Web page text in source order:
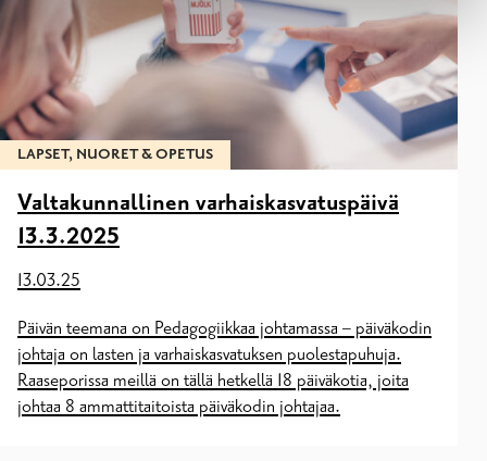
LAPSET, NUORET & OPETUS
Valtakunnallinen varhaiskasvatuspäivä
13.3.2025
13.03.25
Päivän teemana on Pedagogiikkaa johtamassa – päiväkodin
johtaja on lasten ja varhaiskasvatuksen puolestapuhuja.
Raaseporissa meillä on tällä hetkellä 18 päiväkotia, joita
johtaa 8 ammattitaitoista päiväkodin johtajaa.